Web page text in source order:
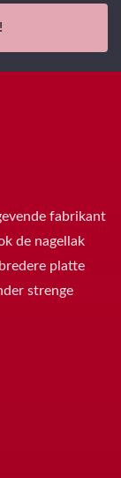
fabrikant
de nagellak
platte
strenge